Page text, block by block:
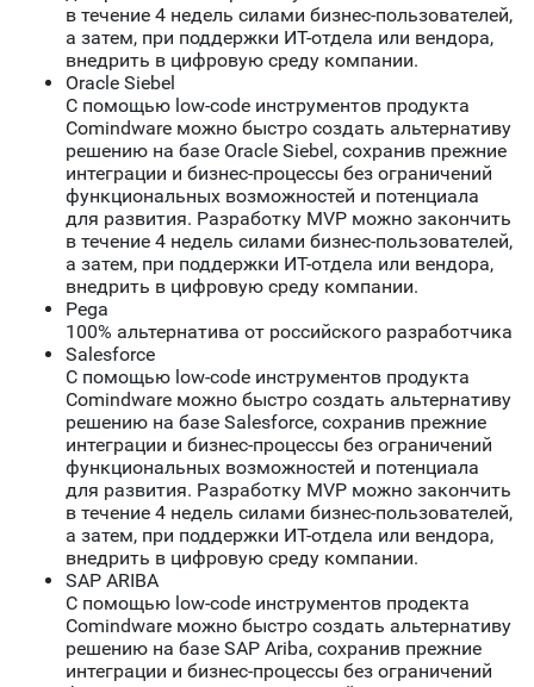
в течение 4 недель силами бизнес-пользователей,
а затем, при поддержки ИТ-отдела или вендора,
внедрить в цифровую среду компании.
Oracle Siebel
С помощью low-code инструментов продукта
Comindware можно быстро создать альтернативу
решению на базе Oracle Siebel, сохранив прежние
интеграции и бизнес-процессы без ограничений
функциональных возможностей и потенциала
для развития. Разработку MVP можно закончить
в течение 4 недель силами бизнес-пользователей,
а затем, при поддержки ИТ-отдела или вендора,
внедрить в цифровую среду компании.
Pega
100% альтернатива от российского разработчика
Salesforce
С помощью low-code инструментов продукта
Comindware можно быстро создать альтернативу
решению на базе Salesforce, сохранив прежние
интеграции и бизнес-процессы без ограничений
функциональных возможностей и потенциала
для развития. Разработку MVP можно закончить
в течение 4 недель силами бизнес-пользователей,
а затем, при поддержки ИТ-отдела или вендора,
внедрить в цифровую среду компании.
SAP ARIBA
С помощью low-code инструментов продекта
Comindware можно быстро создать альтернативу
решению на базе SAP Ariba, сохранив прежние
интеграции и бизнес-процессы без ограничений